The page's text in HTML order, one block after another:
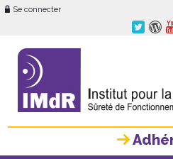
Se connecter